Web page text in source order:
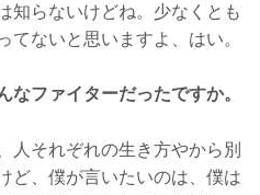
知らないけどね。少なくとも
てないと思いますよ、はい。
なファイターだったですか。
それぞれの生き方やから別
ど、僕が言いたいのは、僕は